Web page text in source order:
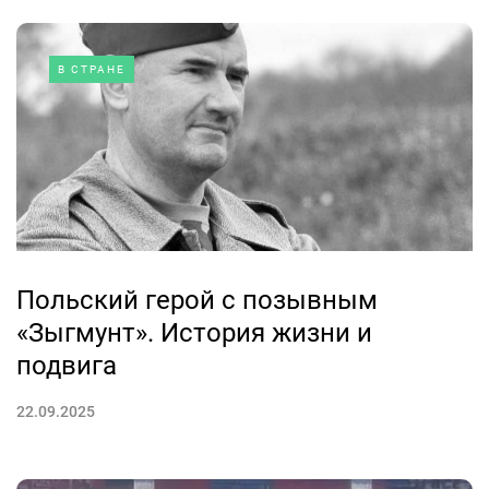
В СТРАНЕ
Польский герой с позывным
«Зыгмунт». История жизни и
подвига
22.09.2025